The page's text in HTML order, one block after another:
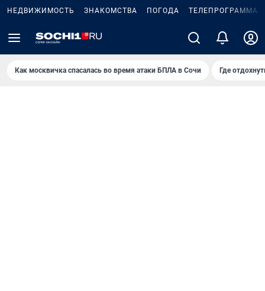
НЕДВИЖИМОСТЬ ЗНАКОМСТВА ПОГОДА ТЕЛЕПРОГРАММА
Как москвичка спасалась во время атаки БПЛА в Сочи Где